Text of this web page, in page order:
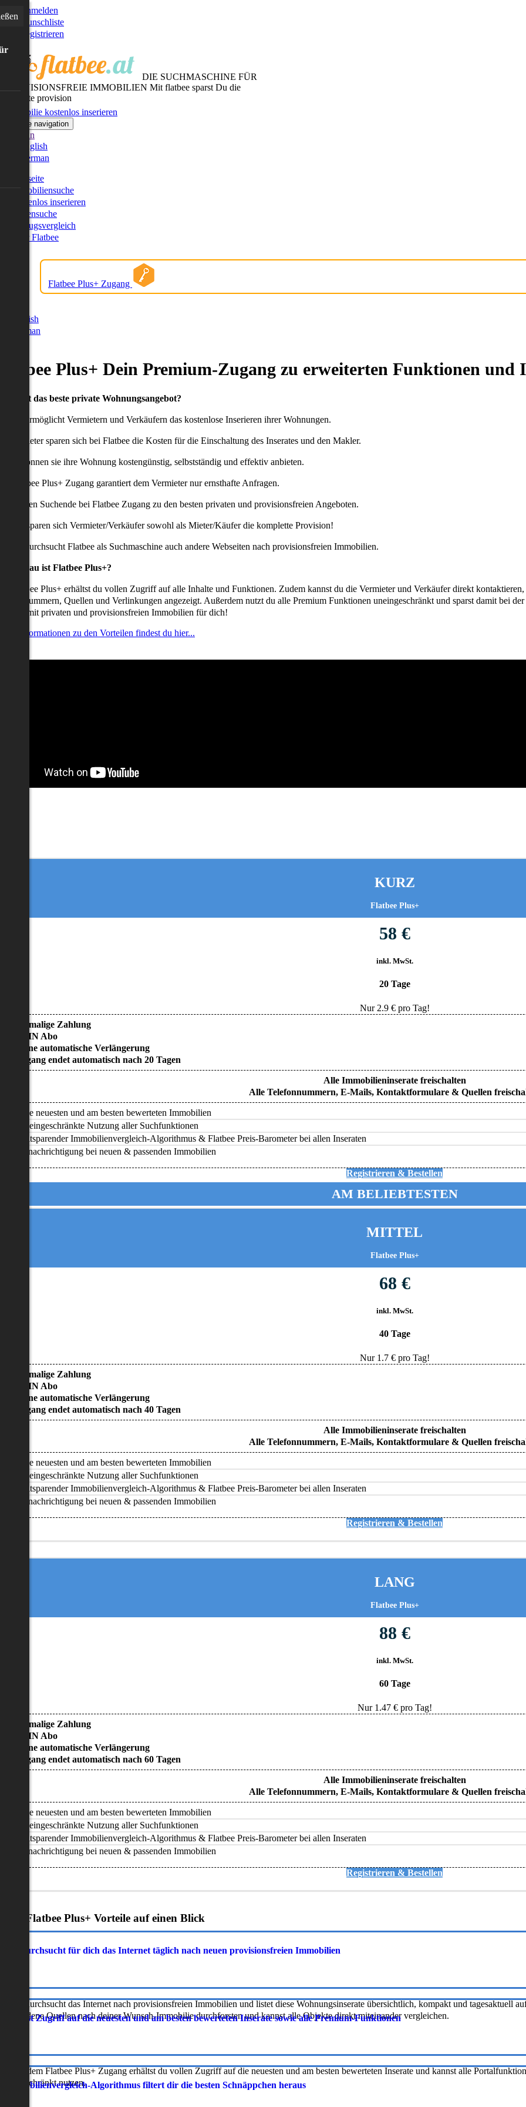
Anmelden
Wunschliste
Registrieren
DIE SUCHMASCHINE FÜR
PROVISIONSFREIE IMMOBILIEN Mit flatbee sparst Du die
gesamte provision
Immobilie kostenlos inserieren
Toggle navigation
German
English
German
Startseite
Immobiliensuche
Kostenlos inserieren
Kartensuche
Umzugsvergleich
Über Flatbee
Flatbee Plus+ Zugang
English
German
Plus+ Dein Premium-Zugang zu erweiterten Funktionen und
willst das beste private Wohnungsangebot?
ermöglicht Vermietern und Verkäufern das kostenlose Inserieren ihrer Wohnungen.
Anbieter sparen sich bei Flatbee die Kosten für die Einschaltung des Inserates und den Makler.
können sie ihre Wohnung kostengünstig, selbstständig und effektiv anbieten.
Flatbee Plus+ Zugang garantiert dem Vermieter nur ernsthafte Anfragen.
erhalten Suchende bei Flatbee Zugang zu den besten privaten und provisionsfreien Angeboten.
uns sparen sich Vermieter/Verkäufer sowohl als Mieter/Käufer die komplette Provision!
durchsucht Flatbee als Suchmaschine auch andere Webseiten nach provisionsfreien Immobilien.
genau ist Flatbee Plus+?
Flatbee Plus+ erhältst du vollen Zugriff auf alle Inhalte und Funktionen. Zudem kannst du die Vermieter und Verkäufer direkt
Quellen und Verlinkungen angezeigt. Außerdem nutzt du alle Premium Funktionen uneingeschränkt und sparst damit bei
mit privaten und provisionsfreien Immobilien für dich!
Informationen zu den Vorteilen findest du hier...
KURZ
Flatbee Plus+
58 €
inkl. MwSt.
20 Tage
Nur 2.9€ pro Tag!
• Einmalige Zahlung
• KEIN Abo
• Keine automatische Verlängerung
• Zugang endet automatisch nach 20 Tagen
Alle Immobilieninserate freischalten
Alle Telefonnummern, E-Mails, Kontaktformulare & Quellen
Alle neuesten und am besten bewerteten Immobilien
Uneingeschränkte Nutzung aller Suchfunktionen
Zeitsparender Immobilienvergleich-Algorithmus & Flatbee Preis-Barometer bei allen Inseraten
Benachrichtigung bei neuen & passenden Immobilien
Registrieren & Bestellen
AM BELIEBTESTEN
MITTEL
Flatbee Plus+
68 €
inkl. MwSt.
40 Tage
Nur 1.7€ pro Tag!
• Einmalige Zahlung
• KEIN Abo
• Keine automatische Verlängerung
• Zugang endet automatisch nach 40 Tagen
Alle Immobilieninserate freischalten
Alle Telefonnummern, E-Mails, Kontaktformulare & Quellen
Alle neuesten und am besten bewerteten Immobilien
Uneingeschränkte Nutzung aller Suchfunktionen
Zeitsparender Immobilienvergleich-Algorithmus & Flatbee Preis-Barometer bei allen Inseraten
Benachrichtigung bei neuen & passenden Immobilien
Registrieren & Bestellen
LANG
Flatbee Plus+
88 €
inkl. MwSt.
60 Tage
Nur 1.47€ pro Tag!
• Einmalige Zahlung
• KEIN Abo
• Keine automatische Verlängerung
• Zugang endet automatisch nach 60 Tagen
Alle Immobilieninserate freischalten
Alle Telefonnummern, E-Mails, Kontaktformulare & Quellen
Alle neuesten und am besten bewerteten Immobilien
Uneingeschränkte Nutzung aller Suchfunktionen
Zeitsparender Immobilienvergleich-Algorithmus & Flatbee Preis-Barometer bei allen Inseraten
Benachrichtigung bei neuen & passenden Immobilien
Registrieren & Bestellen
Flatbee Plus+ Vorteile auf einen Blick
durchsucht für dich das Internet täglich nach neuen provisionsfreien Immobilien
durchsucht das Internet nach provisionsfreien Immobilien und listet diese Wohnungsinserate übersichtlich, kompakt und tagesaktuell
Quellen nach deiner Wunsch-Immobilie durchforsten und kannst alle Objekte direkt miteinander vergleichen.
erhältst Zugriff auf die neuesten und am besten bewerteten Inserate sowie alle Premium-Funktionen
mit dem Flatbee Plus+ Zugang erhältst du vollen Zugriff auf die neuesten und am besten bewerteten Inserate und kannst alle
nutzen.
Immobilienvergleich-Algorithmus filtert dir die besten Schnäppchen heraus